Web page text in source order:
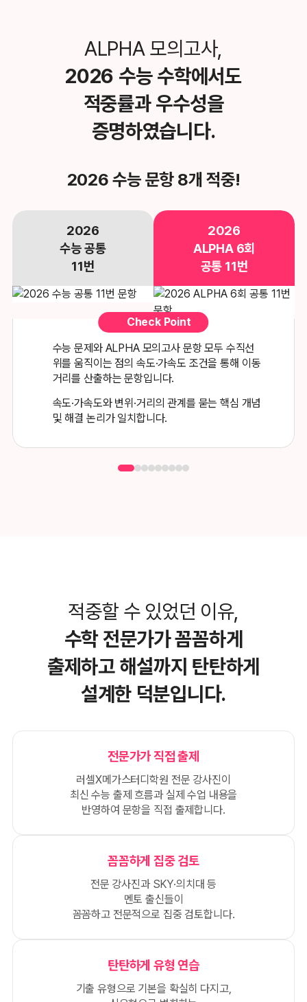
ALPHA 모의고사,
2026 수능 수학에서도
적중률과 우수성을
증명하였습니다.
2026 수능 문항 8개 적중!
2026
수능 공통
11번
2026
ALPHA 6회
공통 11번
Check Point
수능 문제와 ALPHA 모의고사 문항 모두 수직선
위를 움직이는 점의 속도·가속도 조건을 통해 이동
거리를 산출하는 문항입니다.
속도·가속도와 변위·거리의 관계를 묻는 핵심 개념
및 해결 논리가 일치합니다.
적중할 수 있었던 이유,
수학 전문가가 꼼꼼하게
출제하고 해설까지 탄탄하게
설계한 덕분입니다.
전문가가 직접 출제
러셀X메가스터디학원 전문 강사진이
최신 수능 출제 흐름과 실제 수업 내용을
반영하여 문항을 직접 출제합니다.
꼼꼼하게 집중 검토
전문 강사진과 SKY·의치대 등
멘토 출신들이
꼼꼼하고 전문적으로 집중 검토합니다.
탄탄하게 유형 연습
기출 유형으로 기본을 확실히 다지고,